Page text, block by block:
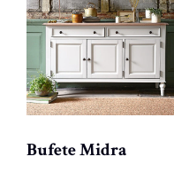
Bufete Midra